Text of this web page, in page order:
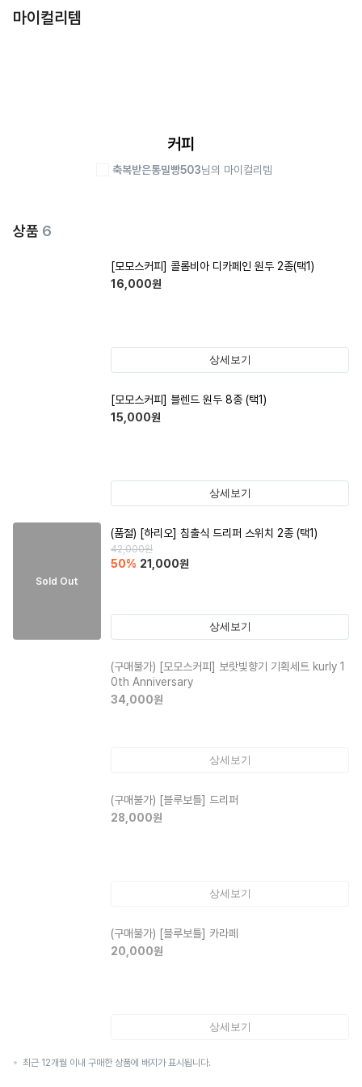
마이컬리템
커피
축복받은통밀빵503님의 마이컬리템
상품 6
[모모스커피] 콜롬비아 디카페인 원두 2종(택1)
16,000원
상세보기
[모모스커피] 블렌드 원두 8종 (택1)
15,000원
상세보기
Sold Out
(품절) [하리오] 침출식 드리퍼 스위치 2종 (택1)
42,000원
50% 21,000원
상세보기
(구매불가) [모모스커피] 보랏빛향기 기획세트 kurly 1
0th Anniversary
34,000원
상세보기
(구매불가) [블루보틀] 드리퍼
28,000원
상세보기
(구매불가) [블루보틀] 카라페
20,000원
상세보기
최근 12개월 이내 구매한 상품에 배지가 표시됩니다.